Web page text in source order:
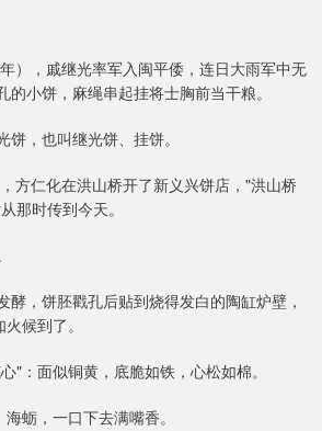
），戚继光率军入闽平倭，连日大雨军中无
小饼，麻绳串起挂将士胸前当干粮。
，也叫继光饼、挂饼。
方仁化在洪山桥开了新义兴饼店，"洪山桥
那时传到今天。
酵，饼胚戳孔后贴到烧得发白的陶缸炉壁，
候到了。
"：面似铜黄，底脆如铁，心松如棉。
蛎，一口下去满嘴香。